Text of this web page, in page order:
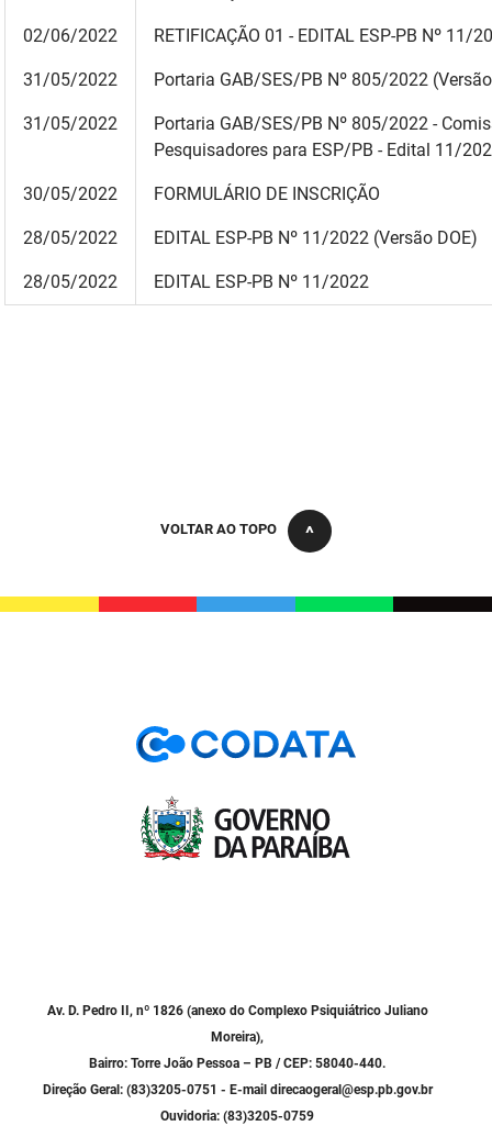
02/06/2022 RETIFICAÇÃO 01 - EDITAL ESP-PB Nº 11/
31/05/2022 Portaria GAB/SES/PB Nº 805/2022
31/05/2022
Portaria GAB/SES/PB Nº 805/2022 -
Pesquisadores para ESP/PB - Edital 11/
30/05/2022 FORMULÁRIO DE INSCRIÇÃO
28/05/2022 EDITAL ESP-PB Nº 11/2022 (Versão DOE)
28/05/2022 EDITAL ESP-PB Nº 11/2022
VOLTAR AO TOPO
Av. D. Pedro II, nº 1826 (anexo do Complexo Psiquiátrico Juliano
Moreira),
Bairro: Torre João Pessoa – PB / CEP: 58040-440.
Direção Geral: (83)3205-0751 - E-mail direcaogeral@esp.pb.gov.br
Ouvidoria: (83)3205-0759